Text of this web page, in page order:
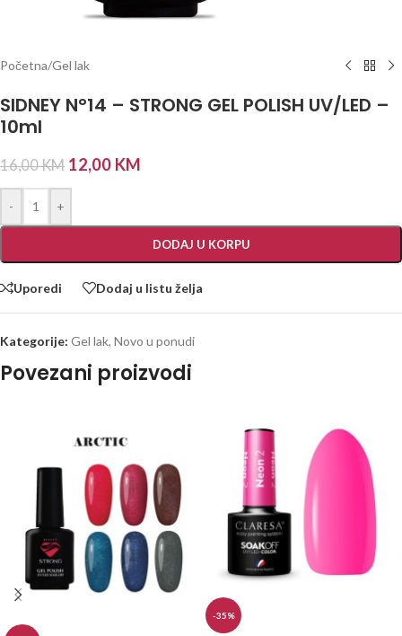
Početna/Gel lak
SIDNEY N°14 – STRONG GEL POLISH UV/LED –
10ml
16,00KM 12,00 KM
- +
DODAJ U KORPU
Uporedi Dodaj u listu želja
Kategorije: Gel lak, Novo u ponudi
Povezani proizvodi
-35%